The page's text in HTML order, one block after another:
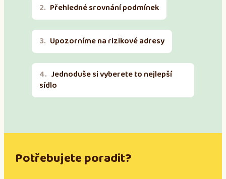
Přehledné srovnání podmínek
Upozorníme na rizikové adresy
Jednoduše si vyberete to nejlepší
sídlo
Potřebujete poradit?